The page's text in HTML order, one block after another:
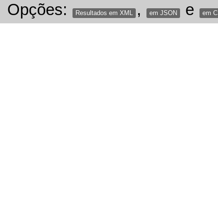
Opções: Resultados em XML , em JSON e em